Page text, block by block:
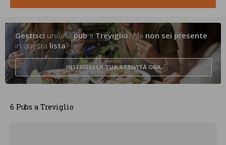
Gestisci un/unapubaTreviglio? Ma non sei presente
in questalista?
INSERISCI LA TUA ATTIVITÀ ORA
6 Pubs a Treviglio